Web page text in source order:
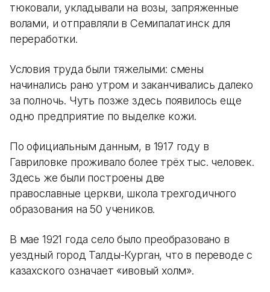
тюковали, укладывали на возы, запряженные
волами, и отправляли в Семипалатинск для
переработки.
Условия труда были тяжелыми: смены
начинались рано утром и заканчивались далеко
за полночь. Чуть позже здесь появилось еще
одно предприятие по выделке кожи.
По официальным данным, в 1917 году в
Гавриловке проживало более трёх тыс. человек.
Здесь же были построены две
православные церкви, школа трехгодичного
образования на 50 учеников.
В мае 1921 года село было преобразовано в
уездный город Талды-Курган, что в переводе с
казахского означает «ивовый холм».